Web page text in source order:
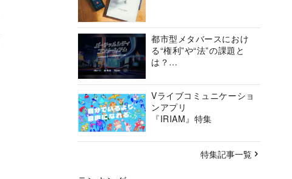
都市型メタバースにおけ
る“権利”や“法”の課題と
は？
ーシアムの挑戦に迫る
Vライブコミュニケーショ
ンアプリ
『IRIAM』特集
特集記事一覧